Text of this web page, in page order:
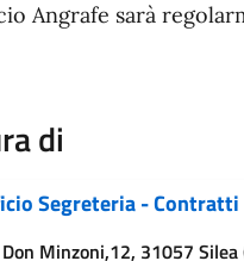
Angrafe sarà
di
Segreteria -
Minzoni,12, 31057 Silea